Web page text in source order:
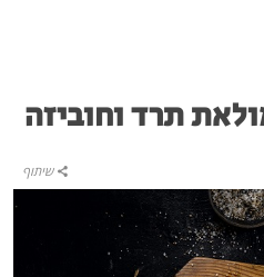
תרד וחוביזה
שיתוף